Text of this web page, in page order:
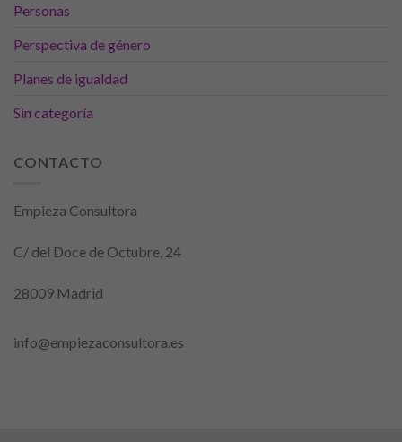
Personas
Perspectiva de género
Planes de igualdad
Sin categoría
CONTACTO
Empieza Consultora
C/ del Doce de Octubre, 24
28009 Madrid
info@empiezaconsultora.es